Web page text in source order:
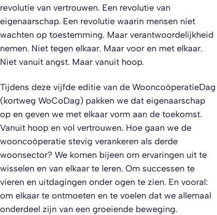
revolutie van vertrouwen. Een revolutie van
eigenaarschap. Een revolutie waarin mensen niet
wachten op toestemming. Maar verantwoordelijkheid
nemen. Niet tegen elkaar. Maar voor en met elkaar.
Niet vanuit angst. Maar vanuit hoop.
Tijdens deze vijfde editie van de WooncoöperatieDag
(kortweg WoCoDag) pakken we dat eigenaarschap
op en geven we met elkaar vorm aan de toekomst.
Vanuit hoop en vol vertrouwen. Hoe gaan we de
wooncoöperatie stevig verankeren als derde
woonsector? We komen bijeen om ervaringen uit te
wisselen en van elkaar te leren. Om successen te
vieren en uitdagingen onder ogen te zien. En vooral:
om elkaar te ontmoeten en te voelen dat we allemaal
onderdeel zijn van een groeiende beweging.